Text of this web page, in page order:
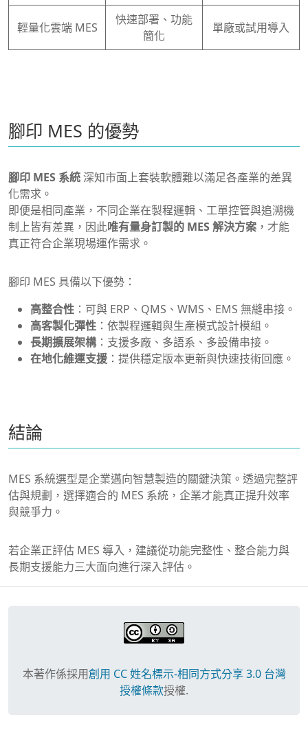
輕量化雲端 MES
快速部署、功能
簡化
單廠或試用導入
腳印 MES 的優勢
腳印 MES 系統深知市面上套裝軟體難以滿足各產業的差異
化需求。
即便是相同產業，不同企業在製程邏輯、工單控管與追溯機
制上皆有差異，因此唯有量身訂製的 MES 解決方案 ，才能
真正符合企業現場運作需求。
腳印 MES 具備以下優勢：
高整合性 ：可與 ERP、QMS、WMS、EMS 無縫串接。
高客製化彈性 ：依製程邏輯與生產模式設計模組。
長期擴展架構：支援多廠、多語系、多設備串接。
在地化維運支援 ：提供穩定版本更新與快速技術回應。
結論
MES 系統選型是企業邁向智慧製造的關鍵決策。透過完整評
估與規劃，選擇適合的 MES 系統，企業才能真正提升效率
與競爭力。
若企業正評估 MES 導入，建議從功能完整性、整合能力與
長期支援能力三大面向進行深入評估。
本著作係採用創用 CC 姓名標示-相同方式分享 3.0 台灣
授權條款授權.